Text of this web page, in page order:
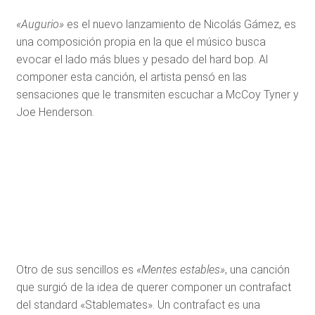
«Augurio»es el nuevo lanzamiento de Nicolás Gámez, es
una composición propia en la que el músico busca
evocar el lado más blues y pesado del hard bop. Al
componer esta canción, el artista pensó en las
sensaciones que le transmiten escuchar a McCoy Tyner y
Joe Henderson.
Otro de sus sencillos es «Mentes estables», una canción
que surgió de la idea de querer componer un contrafact
del standard «Stablemates». Un contrafact es una